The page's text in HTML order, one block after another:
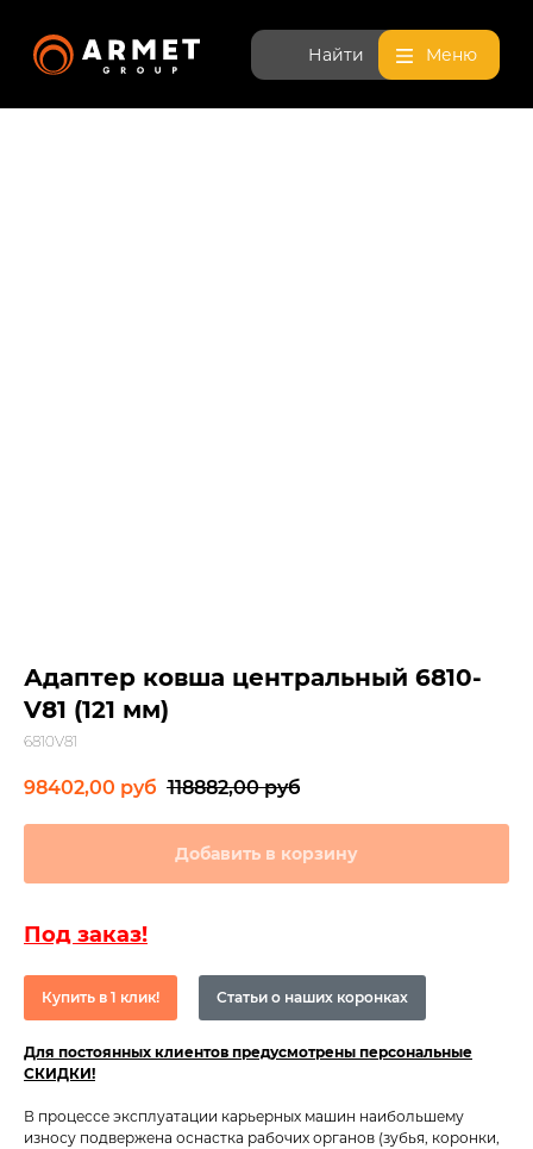
Найти
Адаптер ковша центральный 6810-
V81 (121 мм)
6810V81
98402,00 руб 118882,00 руб
Добавить в корзину
Под заказ!
Купить в 1 клик! Статьи о наших коронках
Для постоянных клиентов предусмотрены персональные
СКИДКИ!
В процессе эксплуатации карьерных машин наибольшему
износу подвержена оснастка рабочих органов (зубья, коронки,